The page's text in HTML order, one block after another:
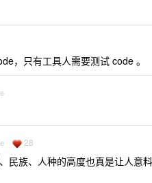
，只有工具人需要测试 code 。
28
民族、人种的高度也真是让人意